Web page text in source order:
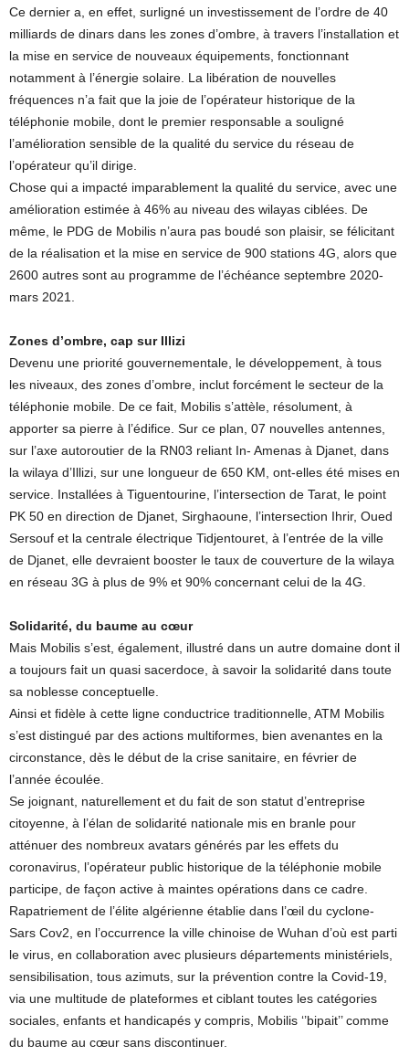
Ce dernier a, en effet, surligné un investissement de l’ordre de 40
milliards de dinars dans les zones d’ombre, à travers l’installation et
la mise en service de nouveaux équipements, fonctionnant
notamment à l’énergie solaire. La libération de nouvelles
fréquences n’a fait que la joie de l’opérateur historique de la
téléphonie mobile, dont le premier responsable a souligné
l’amélioration sensible de la qualité du service du réseau de
l’opérateur qu’il dirige.
Chose qui a impacté imparablement la qualité du service, avec une
amélioration estimée à 46% au niveau des wilayas ciblées. De
même, le PDG de Mobilis n’aura pas boudé son plaisir, se félicitant
de la réalisation et la mise en service de 900 stations 4G, alors que
2600 autres sont au programme de l’échéance septembre 2020-
mars 2021.
Zones d’ombre, cap sur Illizi
Devenu une priorité gouvernementale, le développement, à tous
les niveaux, des zones d’ombre, inclut forcément le secteur de la
téléphonie mobile. De ce fait, Mobilis s’attèle, résolument, à
apporter sa pierre à l’édifice. Sur ce plan, 07 nouvelles antennes,
sur l’axe autoroutier de la RN03 reliant In- Amenas à Djanet, dans
la wilaya d’Illizi, sur une longueur de 650 KM, ont-elles été mises en
service. Installées à Tiguentourine, l’intersection de Tarat, le point
PK 50 en direction de Djanet, Sirghaoune, l’intersection Ihrir, Oued
Sersouf et la centrale électrique Tidjentouret, à l’entrée de la ville
de Djanet, elle devraient booster le taux de couverture de la wilaya
en réseau 3G à plus de 9% et 90% concernant celui de la 4G.
Solidarité, du baume au cœur
Mais Mobilis s’est, également, illustré dans un autre domaine dont il
a toujours fait un quasi sacerdoce, à savoir la solidarité dans toute
sa noblesse conceptuelle.
Ainsi et fidèle à cette ligne conductrice traditionnelle, ATM Mobilis
s’est distingué par des actions multiformes, bien avenantes en la
circonstance, dès le début de la crise sanitaire, en février de
l’année écoulée.
Se joignant, naturellement et du fait de son statut d’entreprise
citoyenne, à l’élan de solidarité nationale mis en branle pour
atténuer des nombreux avatars générés par les effets du
coronavirus, l’opérateur public historique de la téléphonie mobile
participe, de façon active à maintes opérations dans ce cadre.
Rapatriement de l’élite algérienne établie dans l’œil du cyclone-
Sars Cov2, en l’occurrence la ville chinoise de Wuhan d’où est parti
le virus, en collaboration avec plusieurs départements ministériels,
sensibilisation, tous azimuts, sur la prévention contre la Covid-19,
via une multitude de plateformes et ciblant toutes les catégories
sociales, enfants et handicapés y compris, Mobilis ‘’bipait’’ comme
du baume au cœur sans discontinuer.